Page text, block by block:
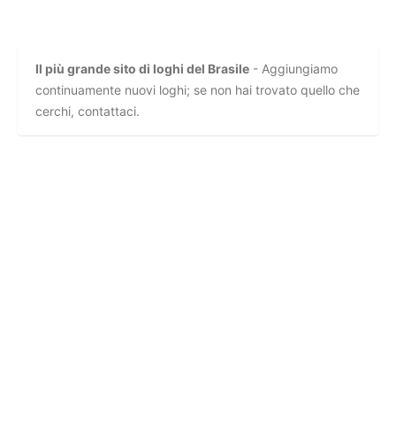
Il più grande sito di loghi del Brasile - Aggiungiamo
continuamente nuovi loghi; se non hai trovato quello che
cerchi, contattaci.